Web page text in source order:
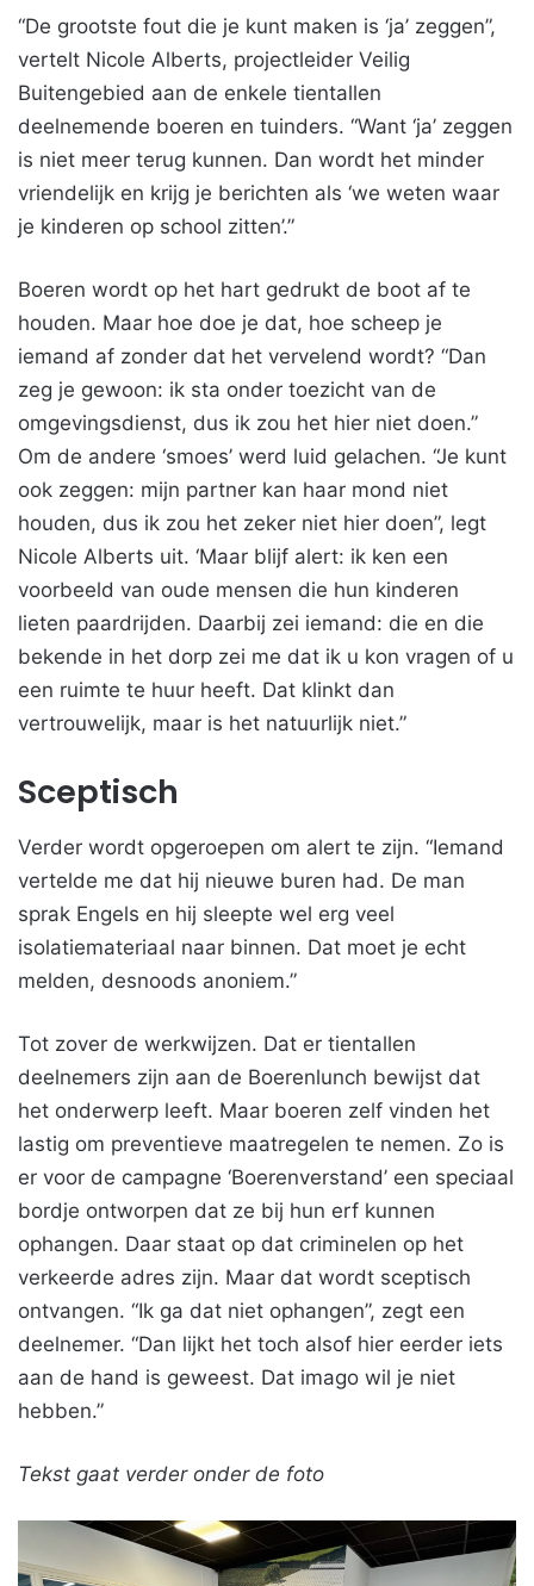
“De grootste fout die je kunt maken is ‘ja’ zeggen”,
vertelt Nicole Alberts, projectleider Veilig
Buitengebied aan de enkele tientallen
deelnemende boeren en tuinders. “Want ‘ja’ zeggen
is niet meer terug kunnen. Dan wordt het minder
vriendelijk en krijg je berichten als ‘we weten waar
je kinderen op school zitten’.”
Boeren wordt op het hart gedrukt de boot af te
houden. Maar hoe doe je dat, hoe scheep je
iemand af zonder dat het vervelend wordt? “Dan
zeg je gewoon: ik sta onder toezicht van de
omgevingsdienst, dus ik zou het hier niet doen.”
Om de andere ‘smoes’ werd luid gelachen. “Je kunt
ook zeggen: mijn partner kan haar mond niet
houden, dus ik zou het zeker niet hier doen”, legt
Nicole Alberts uit. ‘Maar blijf alert: ik ken een
voorbeeld van oude mensen die hun kinderen
lieten paardrijden. Daarbij zei iemand: die en die
bekende in het dorp zei me dat ik u kon vragen of u
een ruimte te huur heeft. Dat klinkt dan
vertrouwelijk, maar is het natuurlijk niet.”
Sceptisch
Verder wordt opgeroepen om alert te zijn. “Iemand
vertelde me dat hij nieuwe buren had. De man
sprak Engels en hij sleepte wel erg veel
isolatiemateriaal naar binnen. Dat moet je echt
melden, desnoods anoniem.”
Tot zover de werkwijzen. Dat er tientallen
deelnemers zijn aan de Boerenlunch bewijst dat
het onderwerp leeft. Maar boeren zelf vinden het
lastig om preventieve maatregelen te nemen. Zo is
er voor de campagne ‘Boerenverstand’ een speciaal
bordje ontworpen dat ze bij hun erf kunnen
ophangen. Daar staat op dat criminelen op het
verkeerde adres zijn. Maar dat wordt sceptisch
ontvangen. “Ik ga dat niet ophangen”, zegt een
deelnemer. “Dan lijkt het toch alsof hier eerder iets
aan de hand is geweest. Dat imago wil je niet
hebben.”
Tekst gaat verder onder de foto